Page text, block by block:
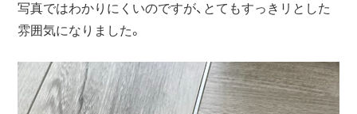
写真ではわかりにくいのですが、とてもすっきリとした
雰囲気になりました。